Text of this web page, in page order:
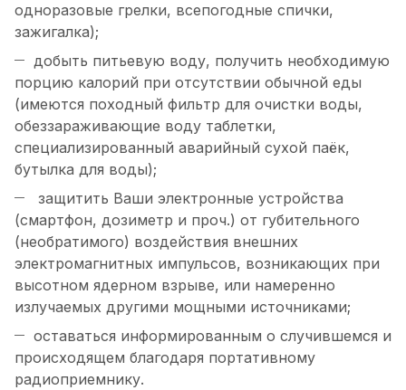
одноразовые грелки, всепогодные спички,
зажигалка);
добыть питьевую воду, получить необходимую
порцию калорий при отсутствии обычной еды
(имеются походный фильтр для очистки воды,
обеззараживающие воду таблетки,
специализированный аварийный сухой паёк,
бутылка для воды);
защитить Ваши электронные устройства
(смартфон, дозиметр и проч.) от губительного
(необратимого) воздействия внешних
электромагнитных импульсов, возникающих при
высотном ядерном взрыве, или намеренно
излучаемых другими мощными источниками;
оставаться информированным о случившемся и
происходящем благодаря портативному
радиоприемнику.